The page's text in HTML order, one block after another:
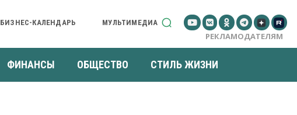
БИЗНЕС-КАЛЕНДАРЬ МУЛЬТИМЕДИА
РЕКЛАМОДАТЕЛЯМ
ФИНАНСЫ ОБЩЕСТВО СТИЛЬ ЖИЗНИ